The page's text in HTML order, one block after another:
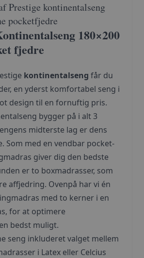
Prestige kontinentalseng
pocketfjedre
180×200
fjedre
kontinentalseng får du
en yderst komfortabel seng i
design til en fornuftig pris.
bygger på i alt 3
midterste lag er dens
Som med en vendbar pocket-
giver dig den bedste
er to boxmadrasser, som
affjedring. Ovenpå har vi én
med to kerner i en
for at optimere
bedst muligt.
seng inkluderet valget mellem
i Latex eller Celcius